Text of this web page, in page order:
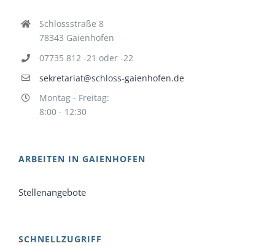
Schlossstraße 8
78343 Gaienhofen
07735 812 -21 oder -22
sekretariat@schloss-gaienhofen.de
Montag - Freitag:
8:00 - 12:30
ARBEITEN IN GAIENHOFEN
Stellenangebote
SCHNELLZUGRIFF